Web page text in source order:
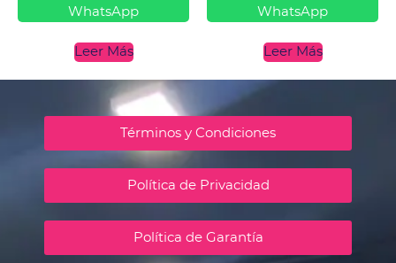
WhatsApp
Leer Más
WhatsApp
Leer Más
Términos y Condiciones
Política de Privacidad
Política de Garantía